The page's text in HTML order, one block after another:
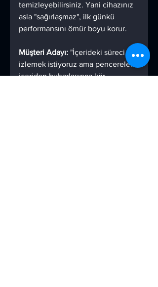
temizleyebilirsiniz. Yani cihazınız
asla "sağırlaşmaz", ilk günkü
performansını ömür boyu korur.
Müşteri Adayı: "İçerideki süreci
izlemek istiyoruz ama pencereler
içeriden buharlaşınca kör